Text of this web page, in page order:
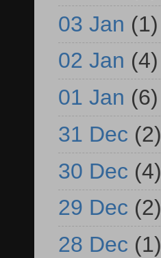
03 Jan (1)
02 Jan (4)
01 Jan (6)
31 Dec (2)
30 Dec (4)
29 Dec (2)
28 Dec (1)